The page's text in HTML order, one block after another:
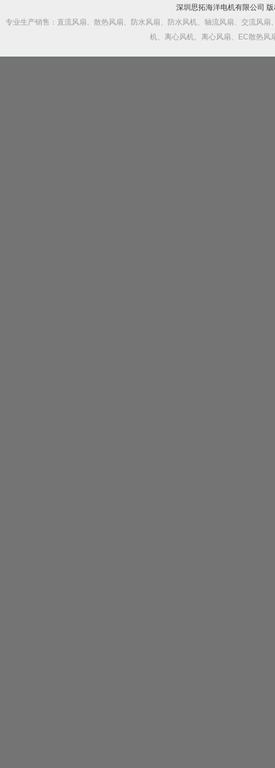
深圳思拓海洋电机有限公司
专业生产销售：直流风扇、散热风扇、防水风扇、防水风机、轴流风扇、交流风
机、离心风机、离心风扇、EC散热风